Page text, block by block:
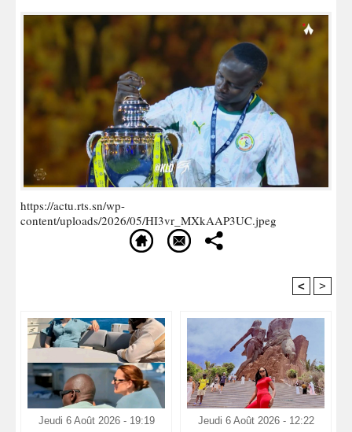
https://actu.rts.sn/wp-
content/uploads/2026/05/HI3vr_MXkAAP3UC.jpeg
< >
Jeudi 6 Août 2026 - 19:19 Jeudi 6 Août 2026 - 12:22